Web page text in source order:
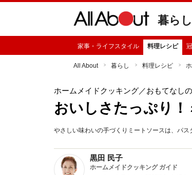
暮らし
家事・ライフスタイル 料理レシピ
All About 暮らし 料理レシピ
ホームメイドクッキング／おもてなし
おいしさたっぷり！
やさしい味わいの手づくりミートソースは、パ
黒田 民子
ホームメイドクッキング ガイド